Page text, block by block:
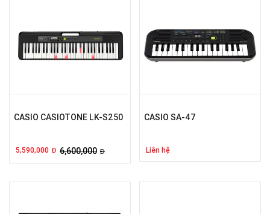
CASIO CASIOTONE LK-S250
5,590,000 Đ 6,600,000 Đ
CASIO SA-47
Liên hệ